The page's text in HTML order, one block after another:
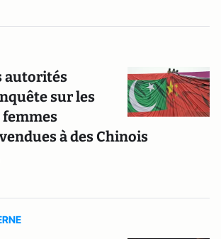
autorités
sur les
femmes
à des Chinois